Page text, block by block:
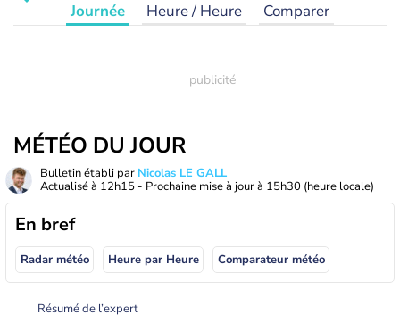
Journée Heure / Heure Comparer
MÉTÉO DU JOUR
Bulletin établi par Nicolas LE GALL
Actualisé à 12h15 - Prochaine mise à jour à 15h30 (heure locale)
En bref
Radar météo Heure par Heure Comparateur météo
Résumé de l’expert